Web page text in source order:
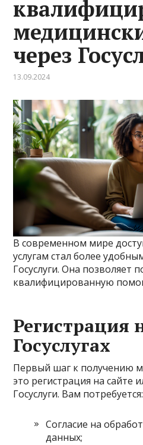
через
13.09.2024
В современном мире
услугам стал более
Госуслуги. Она позволяет
квалифицированную
Регистрация
Госуслугах
Первый шаг к получению
это регистрация на сайте
Госуслуги. Вам потребуется:
Согласие на
данных;